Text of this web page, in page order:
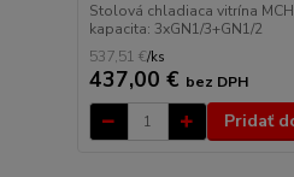
Stolová chladiaca vitrína
kapacita: 3xGN1/3+GN1/2
537,51 €/ks
437,00 € bez DPH
Pridať